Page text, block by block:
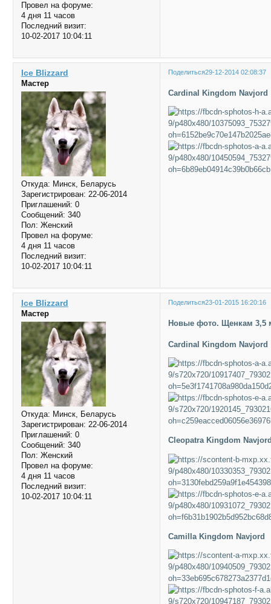
Провел на форуме:
4 дня 11 часов
Последний визит:
10-02-2017 10:04:11
Поделиться29-12-2014 02:08:37
Ice Blizzard
Мастер
Откуда: Минск, Беларусь
Зарегистрирован: 22-06-2014
Приглашений: 0
Сообщений: 340
Пол: Женский
Провел на форуме:
4 дня 11 часов
Последний визит:
10-02-2017 10:04:11
Cardinal Kingdom Navjord
Поделиться23-01-2015 16:20:16
Ice Blizzard
Мастер
Откуда: Минск, Беларусь
Зарегистрирован: 22-06-2014
Приглашений: 0
Сообщений: 340
Пол: Женский
Провел на форуме:
4 дня 11 часов
Последний визит:
10-02-2017 10:04:11
Новые фото. Щенкам 3,5
Cardinal Kingdom Navjord
Cleopatra Kingdom
Camilla Kingdom Navjord